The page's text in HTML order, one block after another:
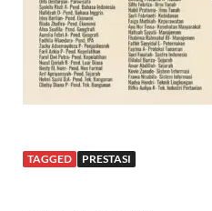
TAGGED PRESTASI